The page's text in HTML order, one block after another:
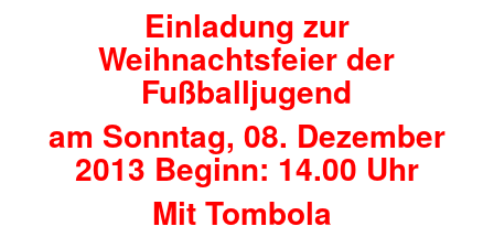
Einladung zur
Weihnachtsfeier der
Fußballjugend
am Sonntag, 08. Dezember
2013 Beginn: 14.00 Uhr
Mit Tombola